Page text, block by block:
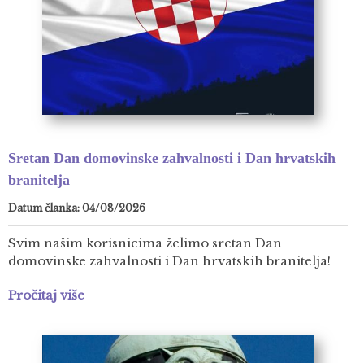
Sretan Dan domovinske zahvalnosti i Dan hrvatskih
branitelja
Datum članka: 04/08/2026
Svim našim korisnicima želimo sretan Dan
domovinske zahvalnosti i Dan hrvatskih branitelja!
Pročitaj više